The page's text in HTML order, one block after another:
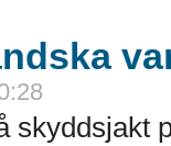
skyddsjakt